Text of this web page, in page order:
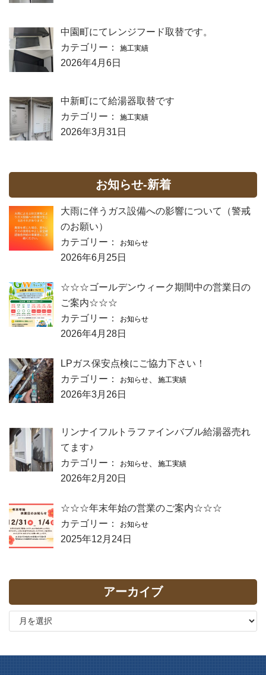
中園町にてレンジフード取替です。
カテゴリー：
施工実績
2026年4月6日
中新町にて給湯器取替です
カテゴリー：
施工実績
2026年3月31日
お知らせ-新着
大雨に伴うガス設備への影響について（警戒
のお願い）
カテゴリー：
お知らせ
2026年6月25日
☆☆☆ゴールデンウィーク期間中の営業日の
ご案内☆☆☆
カテゴリー：
お知らせ
2026年4月28日
LPガス保安点検にご協力下さい！
カテゴリー：
お知らせ 施工実績
2026年3月26日
リンナイフルトラファインバブル給湯器売れ
てます♪
カテゴリー：
お知らせ 施工実績
2026年2月20日
☆☆☆年末年始の営業のご案内☆☆☆
カテゴリー：
お知らせ
2025年12月24日
アーカイブ